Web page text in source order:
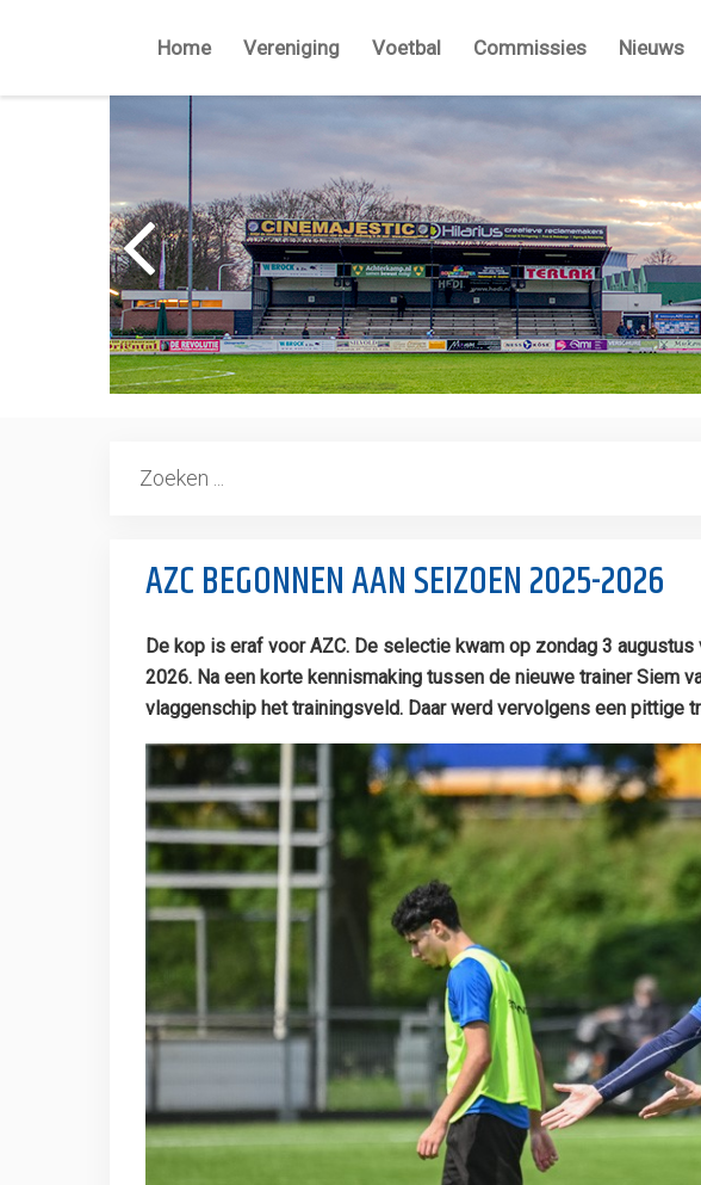
Home Vereniging Voetbal Commissies Nieuws
AZC BEGONNEN AAN SEIZOEN 2025-2026
De kop is eraf voor AZC. De selectie kwam op zondag 3
2026. Na een korte kennismaking tussen de nieuwe trainer Siem
vlaggenschip het trainingsveld. Daar werd vervolgens een pittige